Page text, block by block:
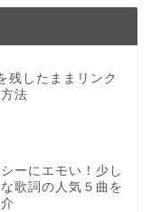
残したままリンク
法
ーにエモい！少し
歌詞の人気５曲を